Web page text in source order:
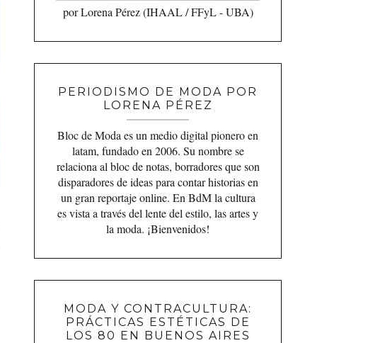
por Lorena Pérez (IHAAL / FFyL - UBA)
PERIODISMO DE MODA POR
LORENA PÉREZ
Bloc de Moda es un medio digital pionero en
latam, fundado en 2006. Su nombre se
relaciona al bloc de notas, borradores que son
disparadores de ideas para contar historias en
un gran reportaje online. En BdM la cultura
es vista a través del lente del estilo, las artes y
la moda. ¡Bienvenidos!
MODA Y CONTRACULTURA:
PRÁCTICAS ESTÉTICAS DE
LOS 80 EN BUENOS AIRES